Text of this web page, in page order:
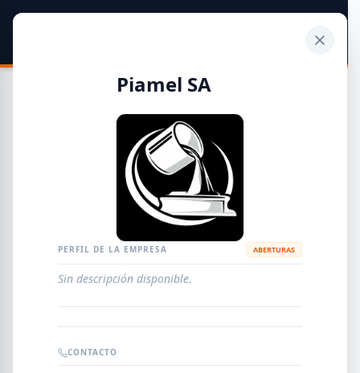
Guía de Empresas Metalúrgicas y Siderúrgicas
METALÚRGICAS
EMPRESAS AGREGAR EMPRESA
Error al cargar empresas.
Piamel SA
PERFIL DE LA EMPRESA ABERTURAS
Sin descripción disponible.
CONTACTO